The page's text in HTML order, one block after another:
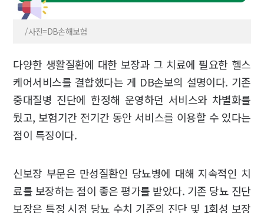
/사진=DB손해보험
다양한 생활질환에 대한 보장과 그 치료에 필요한 헬스
케어서비스를 결합했다는 게 DB손보의 설명이다. 기존
중대질병 진단에 한정해 운영하던 서비스와 차별화를
뒀고, 보험기간 전기간 동안 서비스를 이용할 수 있다는
점이 특징이다.
신보장 부문은 만성질환인 당뇨병에 대해 지속적인 치
료를 보장하는 점이 좋은 평가를 받았다. 기존 당뇨 진단
보장은 특정 시점 당뇨 수치 기준의 진단 및 1회성 보장